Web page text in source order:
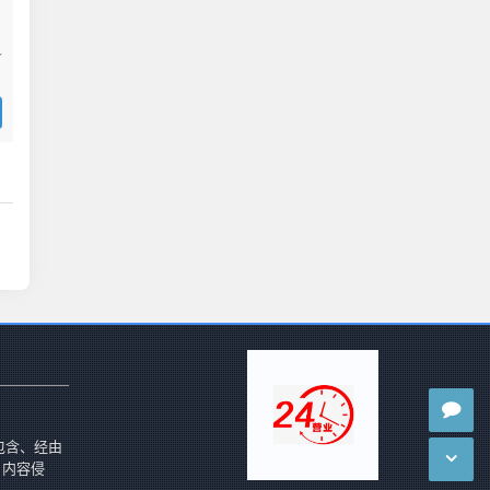
含、经由
容侵